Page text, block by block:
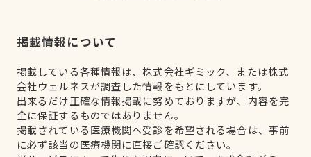
掲載情報について
掲載している各種情報は、株式会社ギミック、または株式
会社ウェルネスが調査した情報をもとにしています。
出来るだけ正確な情報掲載に努めておりますが、内容を完
全に保証するものではありません。
掲載されている医療機関へ受診を希望される場合は、事前
に必ず該当の医療機関に直接ご確認ください。